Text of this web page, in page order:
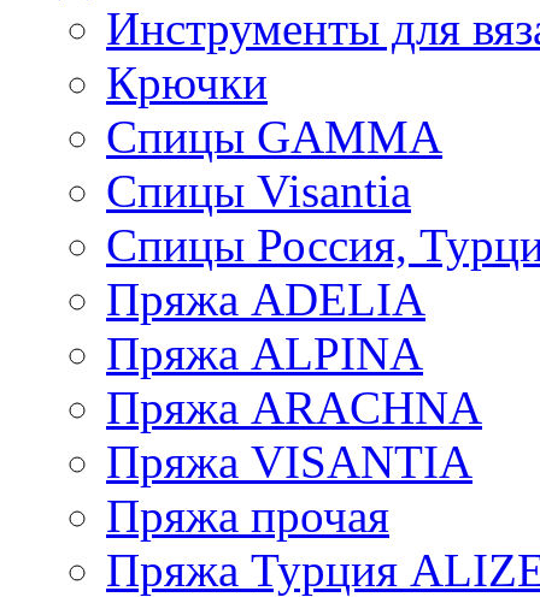
Инструменты для
Крючки
Спицы GAMMA
Спицы Visantia
Спицы Россия,
Пряжа ADELIA
Пряжа ALPINA
Пряжа ARACHNA
Пряжа VISANTIA
Пряжа прочая
Пряжа Турция